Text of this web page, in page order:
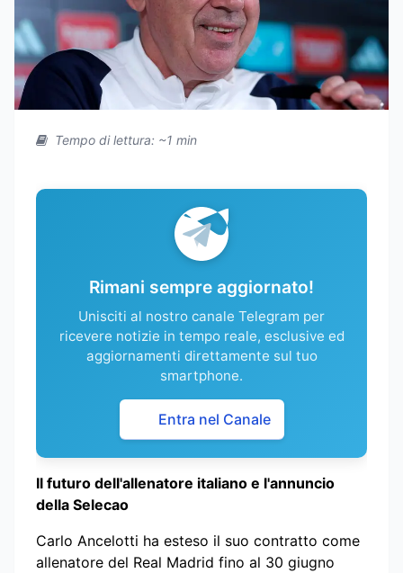
Tempo di lettura: ~1 min
Rimani sempre aggiornato!
Unisciti al nostro canale Telegram per
ricevere notizie in tempo reale, esclusive ed
aggiornamenti direttamente sul tuo
smartphone.
Entra nel Canale
Il futuro dell'allenatore italiano e l'annuncio
della Selecao
Carlo Ancelotti ha esteso il suo contratto come
allenatore del Real Madrid fino al 30 giugno